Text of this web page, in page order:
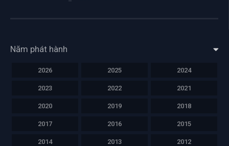
Năm phát hành
2026 2025 2024
2023 2022 2021
2020 2019 2018
2017 2016 2015
2014 2013 2012